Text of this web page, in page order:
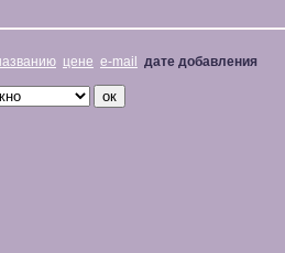
цене e-mail дате добавления